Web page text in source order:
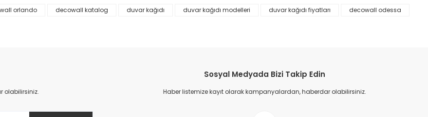
orlando decowall katalog duvar kağıdı duvar kağıdı modelleri duvar kağıdı fiyatları
decowall odessa
olabilirsiniz.
Sosyal Medyada Bizi Takip Edin
Haber listemize kayıt olarak kampanyalardan, haberdar olabilirsiniz.